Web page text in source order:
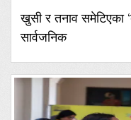
खुसी र तनाव समेटिएका
सार्वजनिक